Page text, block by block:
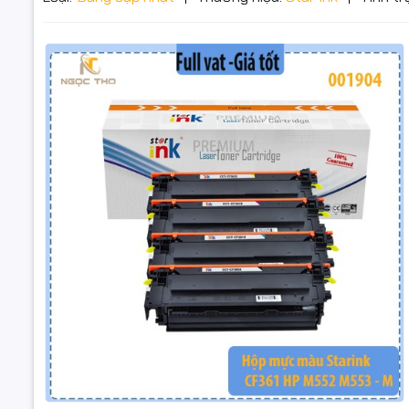
Hộp Mực
M553 /
📘 Mô tả
Hộp mực
cao,
MFP M577.
Sản
hợp cho
chuyên
Hộp mực
Hộp Mực
Magenta – M)
LaserJet
– Chính